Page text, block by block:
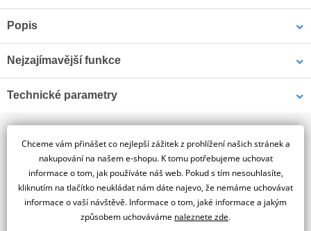
Popis
RS 660 je mistrovským dílem technologie a pokročilé elektroniky.
doplněná o křídla poskytují spoustu vzrušení na silnici i na trati,
zatímco sportovní dvouválcový motor o výkonu 105 koní a nízká
hmotnost umožňují dosáhnout výkonu, který je v této kategorii
jednoduše bezkonkurenční a nastavuje nový standard
sportovnosti. Při pohledu na něj se tají dech a je dokonalým
ztělesněním podstaty značky Aprilia, pokud jde o inovace,
sportovní charakter a italský design.
Nejzajímavější funkce
Technické parametry
Motor
Počet
válců
2
Typ
kapalinou
Navštivte naši autorizovanou prodejnu
Praha Piaggio
Na motorku je potřeba si sednout. Bude se vám tu věnovat:
Chceme vám přinášet co nejlepší zážitek z prohlížení našich stránek a
nakupování na našem e-shopu. K tomu potřebujeme uchovat
informace o tom, jak používáte náš web. Pokud s tím nesouhlasíte,
kliknutím na tlačítko neukládat nám dáte najevo, že nemáme uchovávat
informace o vaší návštěvě. Informace o tom, jaké informace a jakým
způsobem uchováváme naleznete zde.